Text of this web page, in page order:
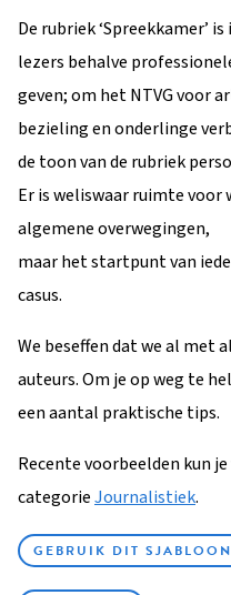
Het indienen van een
AI-gebruik
De rubriek ‘Spreekkamer’
lezers behalve
geven; om het NTVG voor
bezieling en onderlinge
de toon van de rubriek
Er is weliswaar ruimte
algemene overwegingen,
maar het startpunt van
casus.
We beseffen dat we al met
auteurs. Om je op weg te
een aantal praktische tips.
Recente voorbeelden kun
categorieJournalistiek.
GEBRUIK DIT